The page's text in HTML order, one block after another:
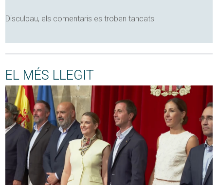
Disculpau, els comentaris es troben tancats
EL MÉS LLEGIT